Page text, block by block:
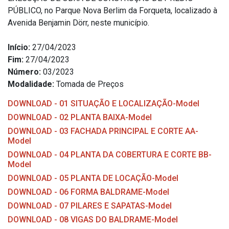
PÚBLICO, no Parque Nova Berlim da Forqueta, localizado à
Avenida Benjamin Dörr, neste município.
Início: 27/04/2023
Fim: 27/04/2023
Número: 03/2023
Modalidade: Tomada de Preços
DOWNLOAD - 01 SITUAÇÃO E LOCALIZAÇÃO-Model
DOWNLOAD - 02 PLANTA BAIXA-Model
DOWNLOAD - 03 FACHADA PRINCIPAL E CORTE AA-
Model
DOWNLOAD - 04 PLANTA DA COBERTURA E CORTE BB-
Model
DOWNLOAD - 05 PLANTA DE LOCAÇÃO-Model
DOWNLOAD - 06 FORMA BALDRAME-Model
DOWNLOAD - 07 PILARES E SAPATAS-Model
DOWNLOAD - 08 VIGAS DO BALDRAME-Model